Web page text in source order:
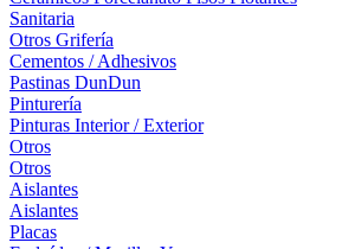
Sanitaria
Otros Grifería
Cementos / Adhesivos
Pastinas DunDun
Pinturería
Pinturas Interior / Exterior
Otros
Otros
Aislantes
Aislantes
Placas